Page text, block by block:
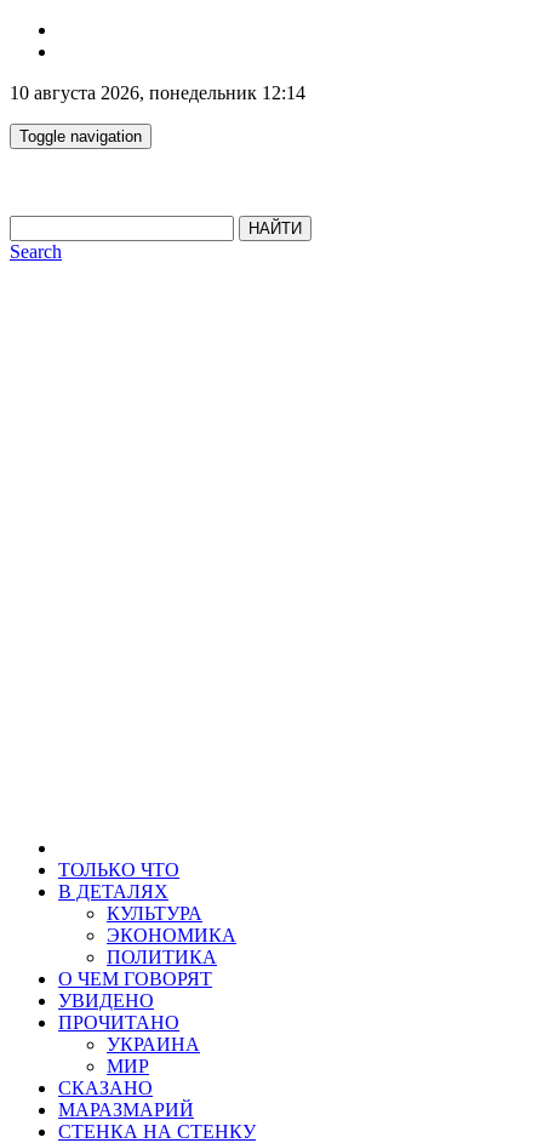
10 августа 2026, понедельник 12:14
Toggle navigation
НАЙТИ
Search
ТОЛЬКО ЧТО
В ДЕТАЛЯХ
КУЛЬТУРА
ЭКОНОМИКА
ПОЛИТИКА
О ЧЕМ ГОВОРЯТ
УВИДЕНО
ПРОЧИТАНО
УКРАИНА
МИР
СКАЗАНО
МАРАЗМАРИЙ
СТЕНКА НА СТЕНКУ